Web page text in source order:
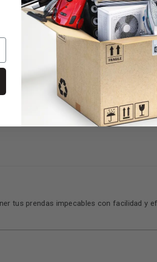
(1) Valoraciones
tus prendas impecables con facilidad y